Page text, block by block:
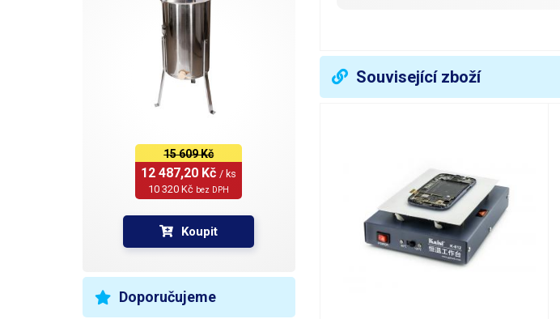
15 609 Kč
12 487,20 Kč / ks
10 320 Kč bez DPH
Koupit
Doporučujeme
Rozsah regulace teploty
Napájecí napětí
Váha balení [kg]:
Související zboží